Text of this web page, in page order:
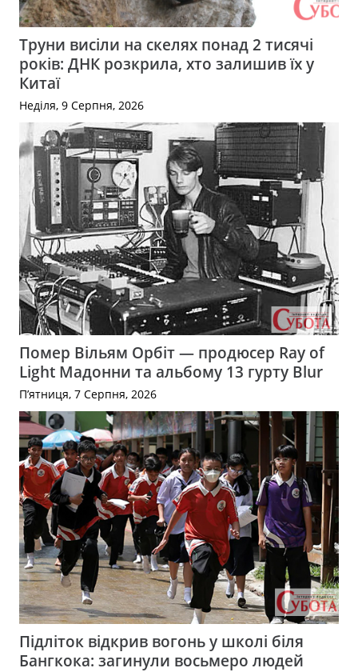
Труни висіли на скелях понад 2 тисячі
років: ДНК розкрила, хто залишив їх у
Китаї
Неділя, 9 Серпня, 2026
Помер Вільям Орбіт — продюсер Ray of
Light Мадонни та альбому 13 гурту Blur
П’ятниця, 7 Серпня, 2026
Підліток відкрив вогонь у школі біля
Бангкока: загинули восьмеро людей